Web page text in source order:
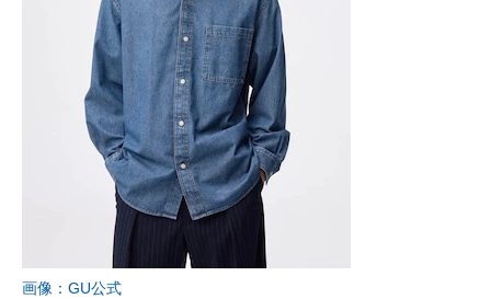
画像：GU公式